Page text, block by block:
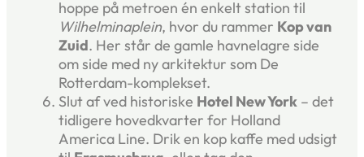
hoppe på metroen én enkelt station til
Wilhelminaplein, hvor du rammer Kop van
Zuid. Her står de gamle havnelagre side
om side med ny arkitektur som De
Rotterdam-komplekset.
Slut af ved historiske Hotel New York – det
tidligere hovedkvarter for Holland
America Line. Drik en kop kaffe med udsigt